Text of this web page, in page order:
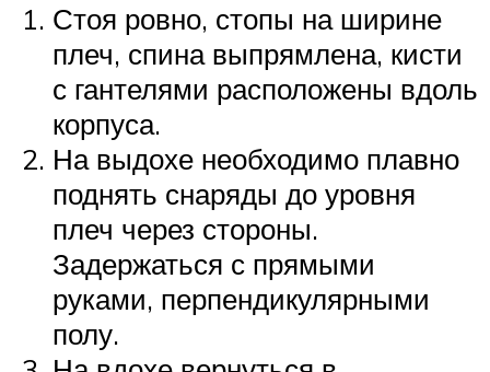
Стоя ровно, стопы на ширине
плеч, спина выпрямлена, кисти
с гантелями расположены вдоль
корпуса.
На выдохе необходимо плавно
поднять снаряды до уровня
плеч через стороны.
Задержаться с прямыми
руками, перпендикулярными
полу.